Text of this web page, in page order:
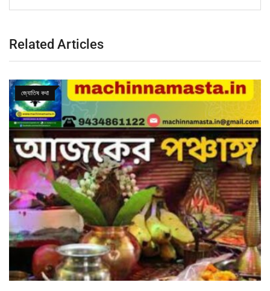
Related Articles
জ্যোতিষ কথা